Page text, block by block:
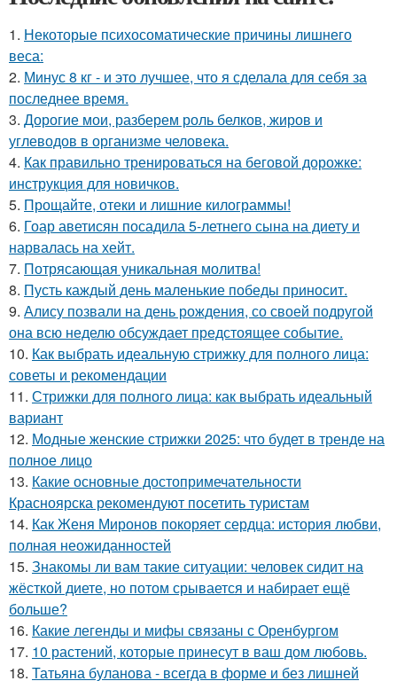
1. Некоторые психосоматические причины лишнего
веса:
2. Минус 8 кг - и это лучшее, что я сделала для себя за
последнее время.
3. Дорогие мои, разберем роль белков, жиров и
углеводов в организме человека.
4. Как правильно тренироваться на беговой дорожке:
инструкция для новичков.
5. Прощайте, отеки и лишние килограммы!
6. Гоар аветисян посадила 5-летнего сына на диету и
нарвалась на хейт.
7. Потрясающая уникальная молитва!
8. Пусть каждый день маленькие победы приносит.
9. Алису позвали на день рождения, со своей подругой
она всю неделю обсуждает предстоящее событие.
10. Как выбрать идеальную стрижку для полного лица:
советы и рекомендации
11. Стрижки для полного лица: как выбрать идеальный
вариант
12. Модные женские стрижки 2025: что будет в тренде на
полное лицо
13. Какие основные достопримечательности
Красноярска рекомендуют посетить туристам
14. Как Женя Миронов покоряет сердца: история любви,
полная неожиданностей
15. Знакомы ли вам такие ситуации: человек сидит на
жёсткой диете, но потом срывается и набирает ещё
больше?
16. Какие легенды и мифы связаны с Оренбургом
17. 10 растений, которые принесут в ваш дом любовь.
18. Татьяна буланова - всегда в форме и без лишней